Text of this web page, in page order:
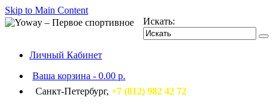
Skip to Main Content
Искать:
Личный Кабинет
Ваша корзина - 0.00 р.
Санкт-Петербург, +7 (812) 982 42 72